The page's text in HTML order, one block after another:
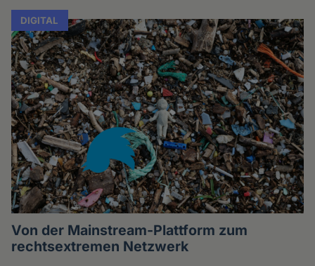
DIGITAL
Von der Mainstream-Plattform zum
rechtsextremen Netzwerk